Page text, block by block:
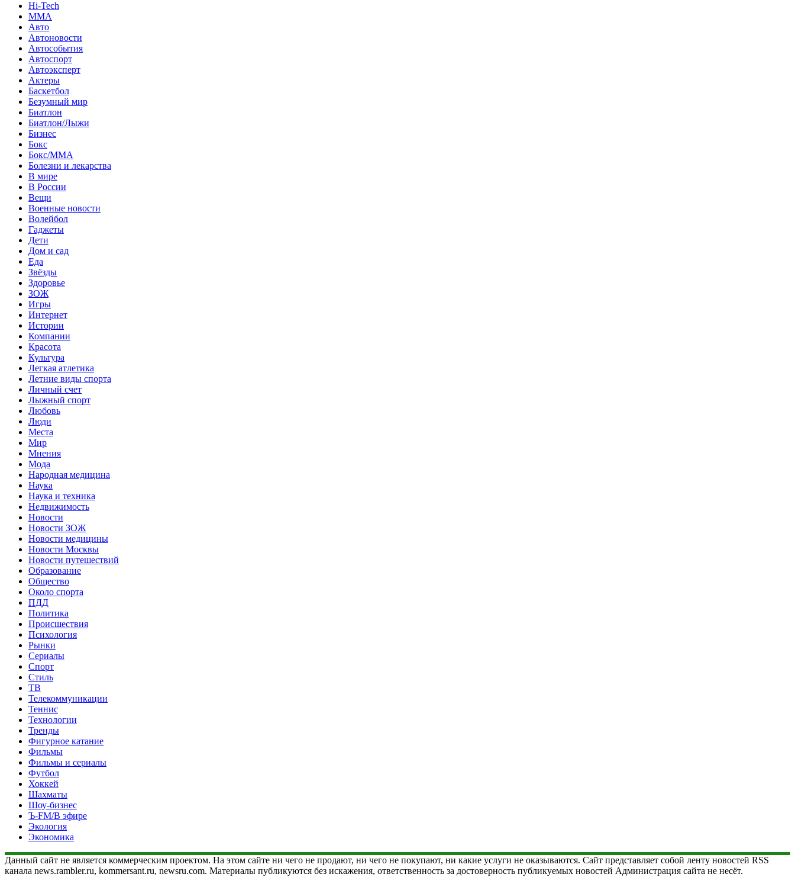
Hi-Tech
MMA
Авто
Автоновости
Автособытия
Автоспорт
Автоэксперт
Актеры
Баскетбол
Безумный мир
Биатлон
Биатлон/Лыжи
Бизнес
Бокс
Бокс/MMA
Болезни и лекарства
В мире
В России
Вещи
Военные новости
Волейбол
Гаджеты
Дети
Дом и сад
Еда
Звёзды
Здоровье
ЗОЖ
Игры
Интернет
Истории
Компании
Красота
Культура
Легкая атлетика
Летние виды спорта
Личный счет
Лыжный спорт
Любовь
Люди
Места
Мир
Мнения
Мода
Народная медицина
Наука
Наука и техника
Недвижимость
Новости
Новости ЗОЖ
Новости медицины
Новости Москвы
Новости путешествий
Образование
Общество
Около спорта
ПДД
Политика
Происшествия
Психология
Рынки
Сериалы
Спорт
Стиль
ТВ
Телекоммуникации
Теннис
Технологии
Тренды
Фигурное катание
Фильмы
Фильмы и сериалы
Футбол
Хоккей
Шахматы
Шоу-бизнес
Ъ-FM/В эфире
Экология
Экономика
Данный сайт не является коммерческим проектом. На этом сайте ни чего не продают, ни чего не покупают, ни какие услуги не оказываются. Сайт представляет собой ленту новостей RSS
канала news.rambler.ru, kommersant.ru, newsru.com. Материалы публикуются без искажения, ответственность за достоверность публикуемых новостей Администрация сайта не несёт.